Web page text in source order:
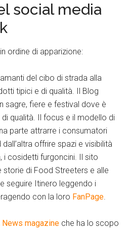
social media
ordine di apparizione:
del cibo di strada alla
tipici e di qualità. Il Blog
sagre, fiere e festival dove è
qualità. Il focus e il modello di
parte attrarre i consumatori
offrire spazi e visibilità
i cosidetti furgoncini. Il sito
storie di Food Streeters e alle
seguire Itinero leggendo i
con la loro FanPage.
News magazine che ha lo scopo